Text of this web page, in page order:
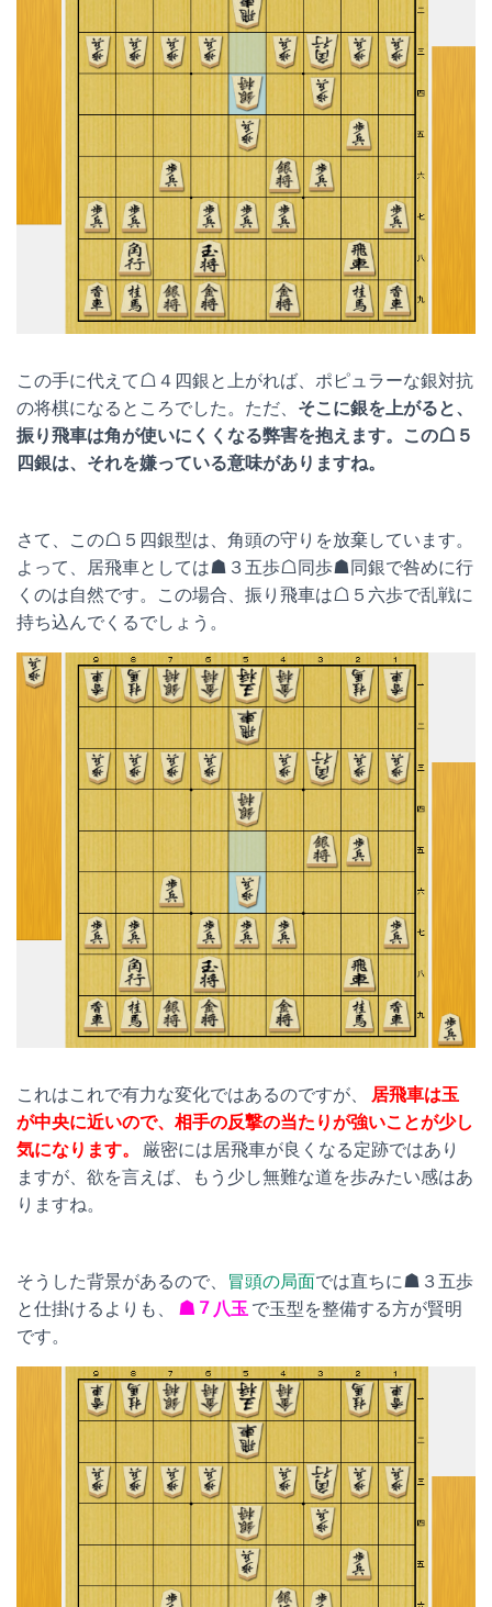
この手に代えて☖４四銀と上がれば、ポピュラーな銀対抗
の将棋になるところでした。ただ、 そこに銀を上がると、
振り飛車は角が使いにくくなる弊害を抱えます。この☖５
四銀は、それを嫌っている意味がありますね。
さて、この☖５四銀型は、角頭の守りを放棄しています。
よって、居飛車としては☗３五歩☖同歩☗同銀で咎めに行
くのは自然です。この場合、振り飛車は☖５六歩で乱戦に
持ち込んでくるでしょう。
これはこれで有力な変化ではあるのですが、
居飛車は玉
が中央に近いので、相手の反撃の当たりが強いことが少し
気になります。
厳密には居飛車が良くなる定跡ではあり
ますが、欲を言えば、もう少し無難な道を歩みたい感はあ
りますね。
そうした背景があるので、 冒頭の局面では直ちに☗３五歩
と仕掛けるよりも、
☗７八玉 で玉型を整備する方が賢明
です。